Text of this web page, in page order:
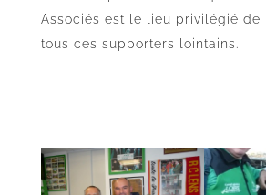
Associés est le lieu privilégié de
tous ces supporters lointains.